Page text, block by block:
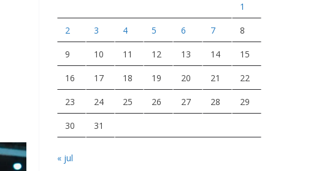
1
2 3 4 5 6 7 8
9 10 11 12 13 14 15
16 17 18 19 20 21 22
23 24 25 26 27 28 29
30 31
« jul